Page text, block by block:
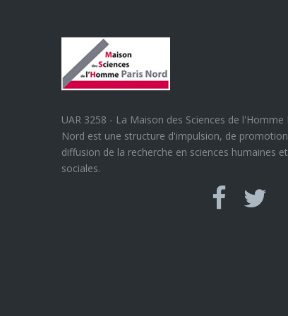
UAR 3258 - La Maison des Sciences de l'Homme
Nord est une structure d'impulsion, de
diffusion de la recherche en sciences humaines et
sociales.